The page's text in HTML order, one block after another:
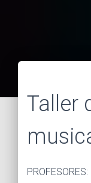
Taller
PROFESORES: